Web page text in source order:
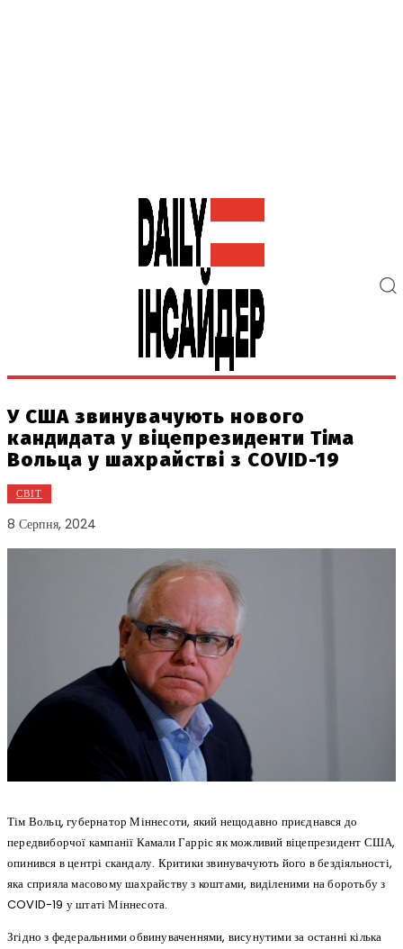
У США звинувачують нового
кандидата у віцепрезиденти Тіма
Вольца у шахрайстві з COVID-19
СВІТ
8 Серпня, 2024
Тім Вольц, губернатор Міннесоти, який нещодавно приєднався до
передвиборчої кампанії Камали Гарріс як можливий віцепрезидент США,
опинився в центрі скандалу. Критики звинувачують його в бездіяльності,
яка сприяла масовому шахрайству з коштами, виділеними на боротьбу з
COVID-19 у штаті Міннесота.
Згідно з федеральними обвинуваченнями, висунутими за останні кілька